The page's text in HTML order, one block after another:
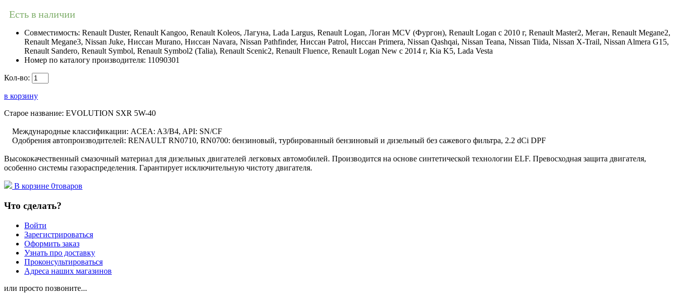
Есть в наличии
Совместимость: Renault Duster, Renault Kangoo, Renault Koleos, Лагуна, Lada Largus, Renault Logan, Логан МСV (Фургон), Renault Logan c 2010 г, Renault Master2, Меган, Renault Megane2,
Renault Megane3, Nissan Juke, Ниссан Murano, Ниссан Navara, Nissan Pathfinder, Ниссан Patrol, Ниссан Primera, Nissan Qashqai, Nissan Teana, Nissan Tiida, Nissan X-Trail, Nissan Almera G15,
Renault Sandero, Renault Symbol, Renault Symbol2 (Talia), Renault Scenic2, Renault Fluence, Renault Logan New с 2014 г, Kia K5, Lada Vesta
Номер по каталогу производителя: 11090301
Кол-во:
в корзину
Старое название: EVOLUTION SXR 5W-40
Международные классификации: ACEA: A3/B4, API: SN/CF
Одобрения автопроизводителей: RENAULT RN0710, RN0700: бензиновый, турбированный бензиновый и дизельный без сажевого фильтра, 2.2 dCi DPF
Высококачественный смазочный материал для дизельных двигателей легковых автомобилей. Производится на основе синтетической технологии ELF. Превосходная защита двигателя,
особенно системы газораспределения. Гарантирует исключительную чистоту двигателя.
В корзине 0товаров
Что сделать?
Войти
Зарегистрироваться
Оформить заказ
Узнать про доставку
Проконсультироваться
Адреса наших магазинов
или просто позвоните...